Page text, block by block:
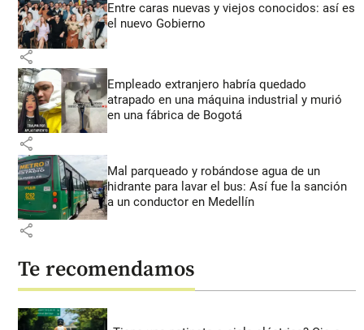
Entre caras nuevas y viejos conocidos: así es
el nuevo Gobierno
share
Empleado extranjero habría quedado
atrapado en una máquina industrial y murió
en una fábrica de Bogotá
share
Mal parqueado y robándose agua de un
hidrante para lavar el bus: Así fue la sanción
a un conductor en Medellín
share
Te recomendamos